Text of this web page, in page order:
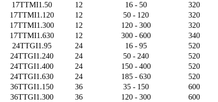
17TTMI1.50
12 16 - 50
320
17TTMI1.120
12 50 - 120
320
17TTMI1.300
12 120 - 300
320
17TTMI1.630
12 300 - 600
340
24TTGI1.95
24 16 - 95
520
24TTGI1.240
24 50 - 240
520
24TTGI1.400
24 150 - 400
520
24TTGI1.630
24 185 - 630
520
36TTGI1.150
36 35 - 150
600
36TTGI1.300
36 120 - 300
600